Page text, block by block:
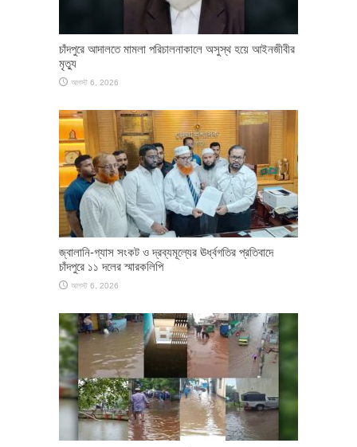
চাঁদপুরে আদালতে মামলা পরিচালনাকালে অসুস্থ হয়ে আইনজীবীর
মৃত্যু
আগস্ট 6, 2026
জ্বালানি-গ্যাস সংকট ও দ্রব্যমূল্যের ঊর্ধ্বগতির প্রতিবাদে
চাঁদপুরে ১১ দলের স্মারকলিপি
আগস্ট 6, 2026